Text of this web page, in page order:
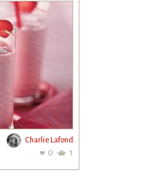
Charlie Lafond
0 1